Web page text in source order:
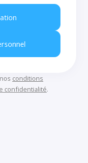
conditions
confidentialité.